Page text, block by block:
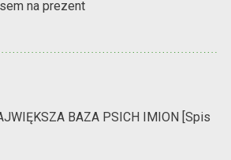
na prezent
BAZA PSICH IMION [Spis